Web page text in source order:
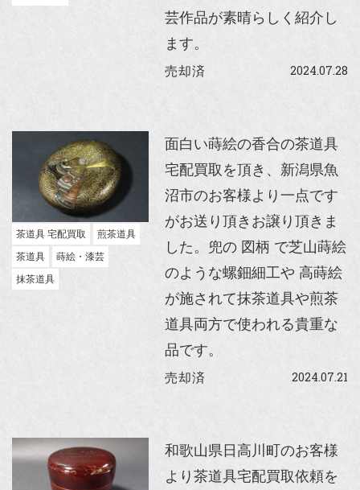
芸作品が素晴らしく紹介し
ます。
売却済 2024.07.28
茶道具 宅配買取
煎茶道具
茶道具
蒔絵・漆芸
抹茶道具
面白い蒔絵の香合の茶道具
宅配買取を頂き、新潟県魚
沼市のお客様より一点です
がお送り頂きお譲り頂きま
した。兜の 図柄 で芝山蒔絵
のような螺鈿細工や 高蒔絵
が施されて抹茶道具や煎茶
道具両方で使われる貴重な
品です。
売却済 2024.07.21
和歌山県日高川町のお客様
より茶道具宅配買取依頼を